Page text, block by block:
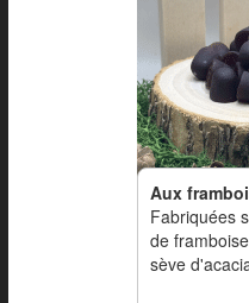
Aux
Fabriquées
de
sève